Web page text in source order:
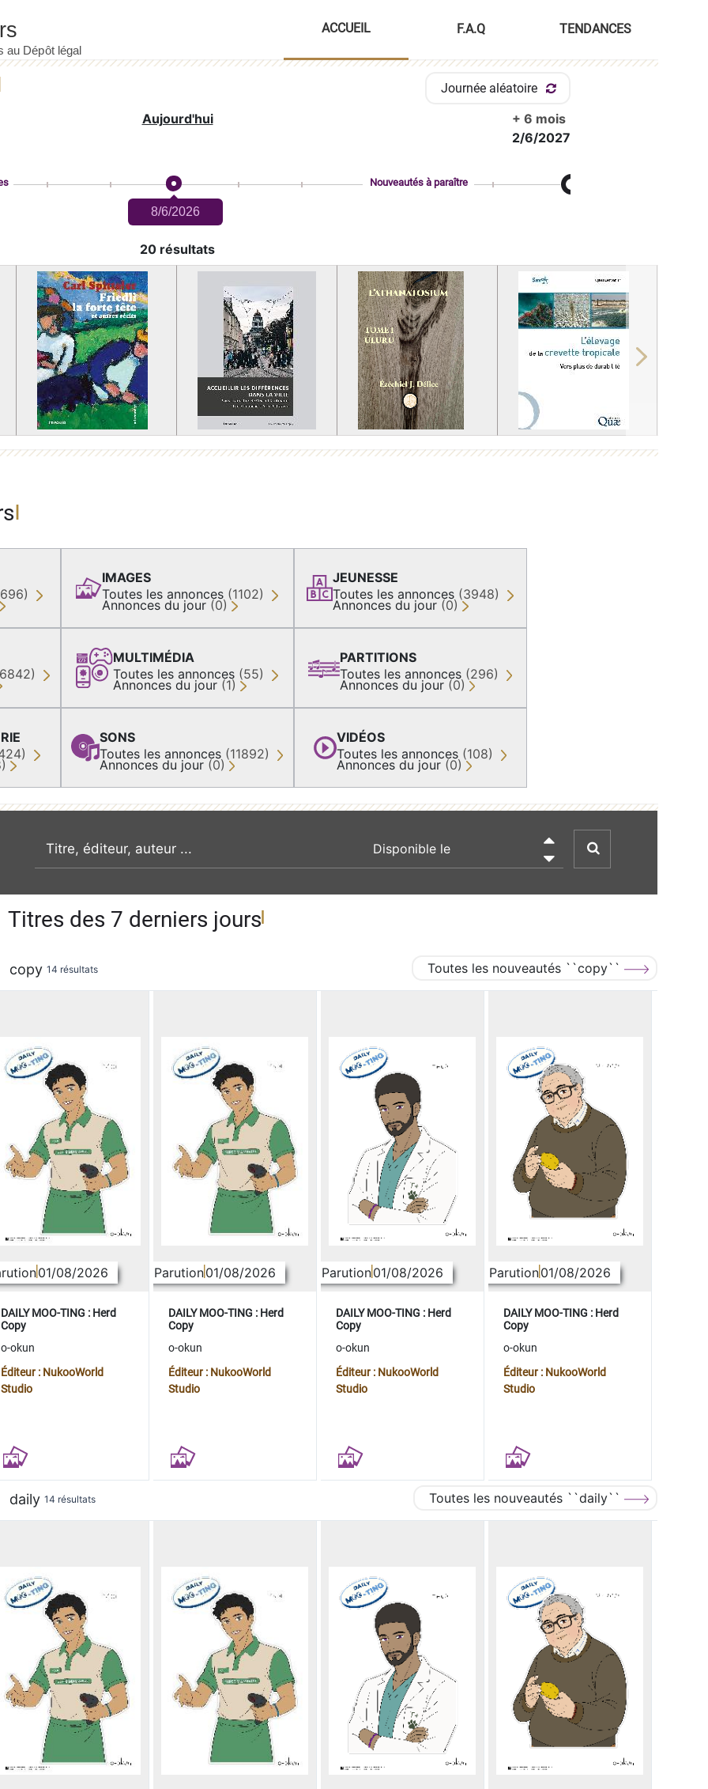
ACCUEIL F.A.Q TENDANCES
Journée aléatoire
Aujourd'hui
+ 6 mois
2/6/2027
8/6/2026
Nouveautés à paraître
20 résultats
Next
IMAGES
Toutes les annonces (1102)
Annonces du jour (0)
MULTIMÉDIA
Toutes les annonces (55)
Annonces du jour (1)
SONS
Toutes les annonces (11892)
Annonces du jour (0)
JEUNESSE
Toutes les annonces (3948)
Annonces du jour (0)
PARTITIONS
Toutes les annonces (296)
Annonces du jour (0)
VIDÉOS
Toutes les annonces (108)
Annonces du jour (0)
recherche par mot clé

Titres des 7 derniers jours
copy 14 résultats Toutes les nouveautés ``copy``
01/08/2026
DAILY MOO-TING : Herd
Copy
o-okun
Éditeur : NukooWorld
Studio
Parution01/08/2026
DAILY MOO-TING : Herd
Copy
o-okun
Éditeur : NukooWorld
Studio
Parution01/08/2026
DAILY MOO-TING : Herd
Copy
o-okun
Éditeur : NukooWorld
Studio
Parution01/08/2026
DAILY MOO-TING : Herd
Copy
o-okun
Éditeur : NukooWorld
Studio
daily 14 résultats Toutes les nouveautés ``daily``